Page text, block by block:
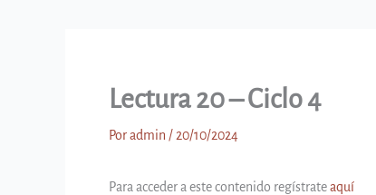
Lectura 20 – Ciclo 4
Poradmin / 20/10/2024
Para acceder a este contenido regístrateaquí